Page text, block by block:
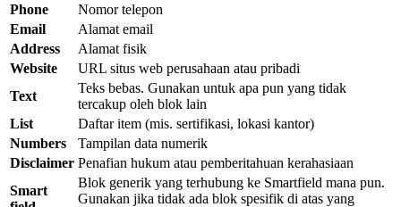
Phone
Nomor telepon
Email
Alamat email
Address
Alamat fisik
Website
URL situs web perusahaan atau pribadi
Text
Teks bebas. Gunakan untuk apa pun yang tidak
tercakup oleh blok lain
List
Daftar item (mis. sertifikasi, lokasi kantor)
Numbers
Tampilan data numerik
Disclaimer Penafian hukum atau pemberitahuan kerahasiaan
Smart
Blok generik yang terhubung ke Smartfield mana pun.
Gunakan jika tidak ada blok spesifik di atas yang